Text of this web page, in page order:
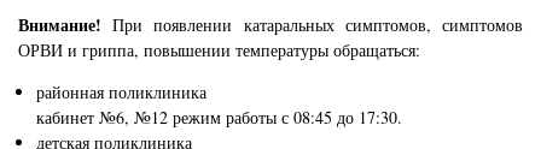
Внимание! При появлении катаральных симптомов, симптомов
ОРВИ и гриппа, повышении температуры обращаться:
районная поликлиника
кабинет №6, №12 режим работы с 08:45 до 17:30.
детская поликлиника